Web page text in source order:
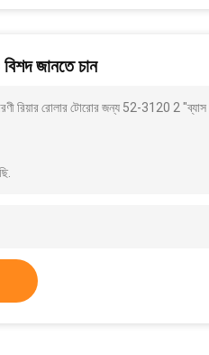
জানতে চান
রিয়ার রোলার টোরোর জন্য 52-3120 2 "ব্যাস